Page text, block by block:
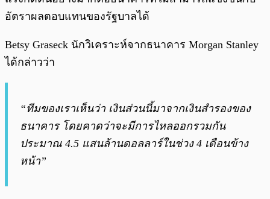
อัตราผลตอบแทนของรัฐบาลได้
Betsy Graseck นักวิเคราะห์จากธนาคาร Morgan Stanley
ได้กล่าวว่า
“ทีมของเราเห็นว่า เงินส่วนนี้มาจากเงินสำรองของ
ธนาคาร โดยคาดว่าจะมีการไหลออกรวมกัน
ประมาณ 4.5 แสนล้านดอลลาร์ในช่วง 4 เดือนข้าง
หน้า”